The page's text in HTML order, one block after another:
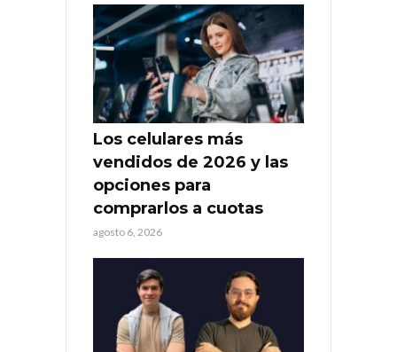
Los celulares más
vendidos de 2026 y las
opciones para
comprarlos a cuotas
agosto 6, 2026